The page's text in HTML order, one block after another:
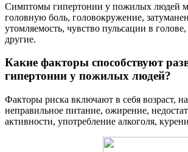
Симптомы гипертонии у пожилых людей
головную боль, головокружение,
утомляемость, чувство пульсации в
другие.
Какие факторы способствуют
гипертонии у пожилых людей?
Факторы риска включают в себя возраст,
неправильное питание, ожирение,
активности, употребление алкоголя,